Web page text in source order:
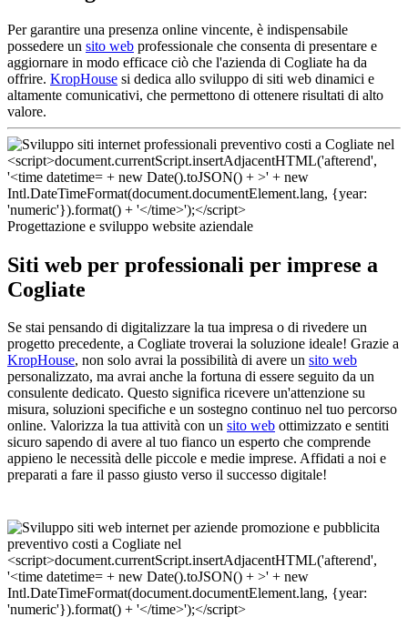
Per garantire una presenza online vincente, è indispensabile
possedere un sito web professionale che consenta di presentare e
aggiornare in modo efficace ciò che l'azienda di Cogliate ha da
offrire. KropHouse si dedica allo sviluppo di siti web dinamici e
altamente comunicativi, che permettono di ottenere risultati di alto
valore.
Progettazione e sviluppo website aziendale
Siti web per professionali per imprese a
Cogliate
Se stai pensando di digitalizzare la tua impresa o di rivedere un
progetto precedente, a Cogliate troverai la soluzione ideale! Grazie a
KropHouse, non solo avrai la possibilità di avere un sito web
personalizzato, ma avrai anche la fortuna di essere seguito da un
consulente dedicato. Questo significa ricevere un'attenzione su
misura, soluzioni specifiche e un sostegno continuo nel tuo percorso
online. Valorizza la tua attività con un sito web ottimizzato e sentiti
sicuro sapendo di avere al tuo fianco un esperto che comprende
appieno le necessità delle piccole e medie imprese. Affidati a noi e
preparati a fare il passo giusto verso il successo digitale!